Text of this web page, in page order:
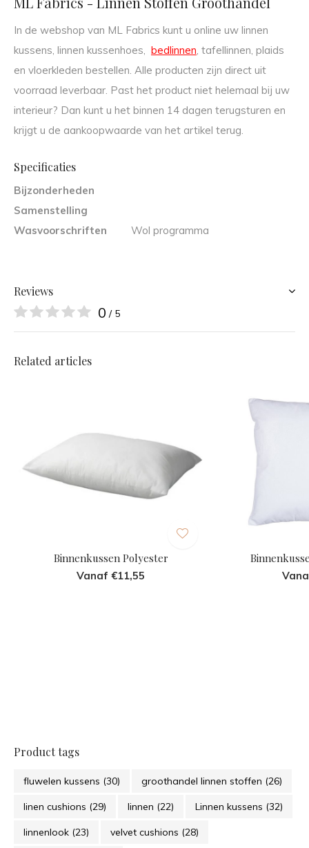
In de webshop van ML Fabrics kunt u online uw linnen
kussens, linnen kussenhoes, bedlinnen, tafellinnen, plaids
en vloerkleden bestellen. Alle producten zijn direct uit
voorraad leverbaar. Past het product niet helemaal bij uw
interieur? Dan kunt u het binnen 14 dagen terugsturen en
krijgt u de aankoopwaarde van het artikel terug.
Specificaties
Bijzonderheden
Samenstelling
Wasvoorschriften
Wol programma
Reviews
0 / 5
Related articles
Binnenkussen Polyester
Vanaf €11,55
Product tags
fluwelen kussens (30) groothandel linnen stoffen (26)
linen cushions (29) linnen (22) Linnen kussens (32)
linnenlook (23) velvet cushions (28)